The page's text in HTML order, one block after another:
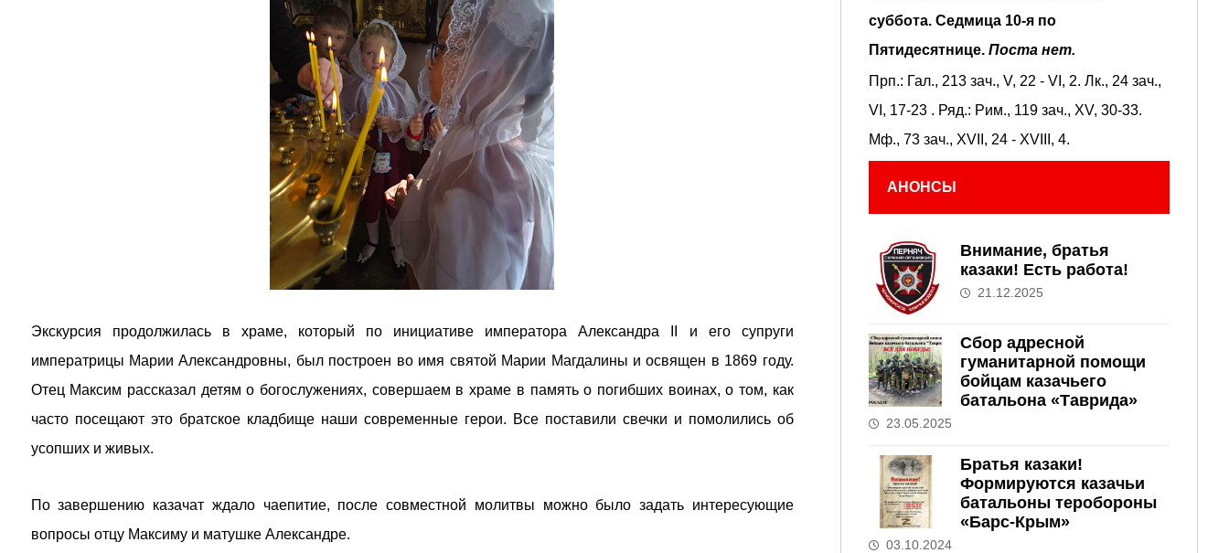
Экскурсия продолжилась в храме, который по инициативе императора Александра II и его супруги
императрицы Марии Александровны, был построен во имя святой Марии Магдалины и освящен в 1869 году.
Отец Максим рассказал детям о богослужениях, совершаем в храме в память о погибших воинах, о том, как
часто посещают это братское кладбище наши современные герои. Все поставили свечки и помолились об
усопших и живых.
По завершению казачат ждало чаепитие, после совместной молитвы можно было задать интересующие
вопросы отцу Максиму и матушке Александре.
суббота. Седмица 10-я по
Пятидесятнице. Поста нет.
Прп.: Гал., 213 зач., V, 22 - VI, 2. Лк., 24 зач.,
VI, 17-23 . Ряд.: Рим., 119 зач., XV, 30-33.
Мф., 73 зач., XVII, 24 - XVIII, 4.
АНОНСЫ
Внимание, братья
казаки! Есть работа!
21.12.2025
Сбор адресной
гуманитарной помощи
бойцам казачьего
батальона «Таврида»
23.05.2025
Братья казаки!
Формируются казачьи
батальоны теробороны
«Барс-Крым»
03.10.2024